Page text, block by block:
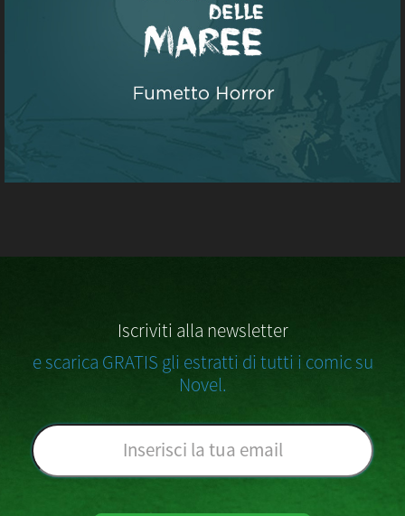
Iscriviti alla newsletter
e scarica GRATIS gli estratti di tutti i comic su
Novel.